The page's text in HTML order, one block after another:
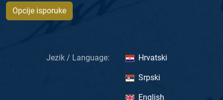
Opcije isporuke
Jezik / Language: Hrvatski
Srpski
English